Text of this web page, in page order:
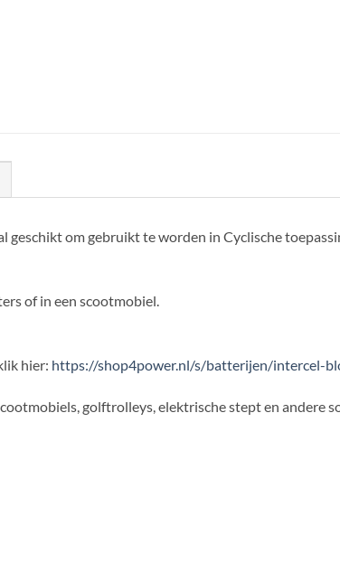
geschikt om gebruikt te worden in Cyclische
of in een scootmobiel.
hier: https://shop4power.nl/s/batterijen/intercel-
golftrolleys, elektrische stept en andere